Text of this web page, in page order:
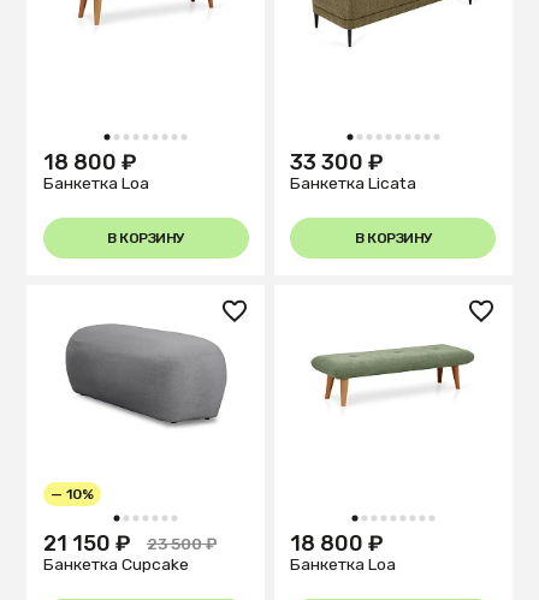
1 2 3 4 5 6 7 8 9
18 800 ₽
Банкетка Loa
В КОРЗИНУ
1 2 3 4 5 6 7 8 9 10
33 300 ₽
Банкетка Licata
В КОРЗИНУ
1 2 3 4 5 6 7
— 10%
21 150 ₽
23 500 ₽
Банкетка Cupcake
1 2 3 4 5 6 7 8 9
18 800 ₽
Банкетка Loa